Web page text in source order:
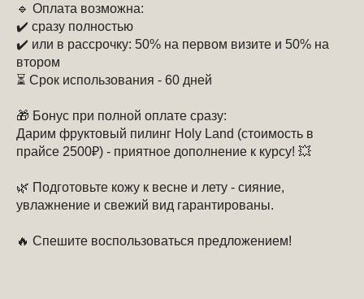
🔹 Оплата возможна:
✔️ сразу полностью
✔️ или в рассрочку: 50% на первом визите и 50% на
втором
⏳ Срок использования - 60 дней
🎁 Бонус при полной оплате сразу:
Дарим фруктовый пилинг Holy Land (стоимость в
прайсе 2500₽) - приятное дополнение к курсу! 💥
🌿 Подготовьте кожу к весне и лету - сияние,
увлажнение и свежий вид гарантированы.
🔥 Спешите воспользоваться предложением!